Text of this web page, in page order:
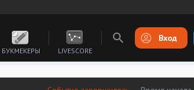
БУКМЕКЕРЫ LIVESCORE
Вход